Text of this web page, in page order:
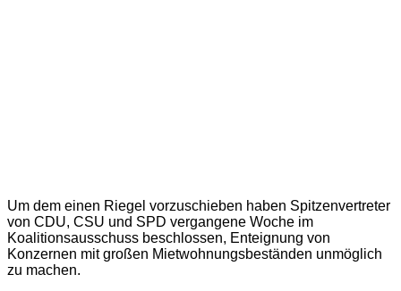
Um dem einen Riegel vorzuschieben haben Spitzenvertreter
von CDU, CSU und SPD vergangene Woche im
Koalitionsausschuss beschlossen, Enteignung von
Konzernen mit großen Mietwohnungsbeständen unmöglich
zu machen.